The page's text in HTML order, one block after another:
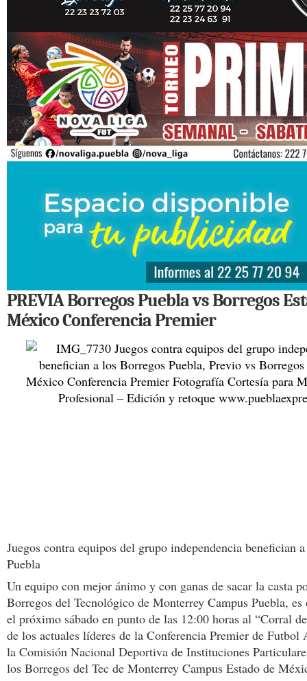
PREVIA Borregos Puebla vs Borregos
México Conferencia Premier
Juegos contra equipos del grupo independencia benefician
Puebla
Un equipo con mejor ánimo y con ganas de sacar la casta
Borregos del Tecnológico de Monterrey Campus Puebla, es
el próximo sábado en punto de las 12:00 horas al “Corral
de los actuales líderes de la Conferencia Premier de Futbol
la Comisión Nacional Deportiva de Instituciones
los Borregos del Tec de Monterrey Campus Estado de